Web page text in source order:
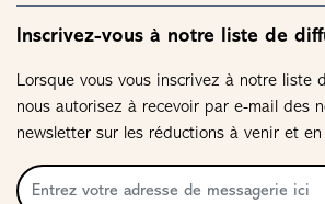
Inscrivez-vous à notre liste de
Lorsque vous vous inscrivez à notre liste
nous autorisez à recevoir par e-mail des
newsletter sur les réductions à venir et